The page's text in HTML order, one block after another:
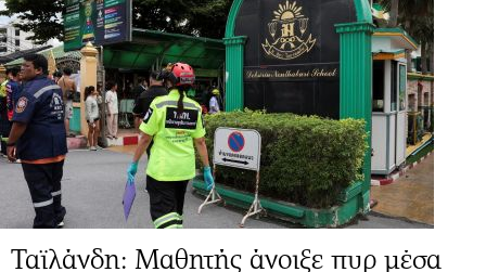
Ταϊλάνδη: Μαθητής άνοιξε πυρ μέσα